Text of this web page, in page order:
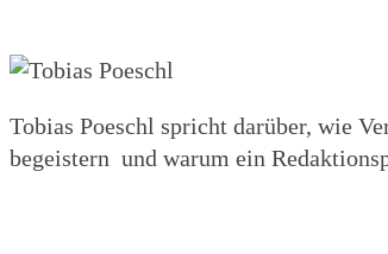
Tobias Poeschl spricht darüber, wie
begeistern und warum ein